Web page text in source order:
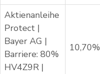
Aktienanleihe
Protect |
Bayer AG |
Barriere: 80%
HV4Z9R |
10,70%